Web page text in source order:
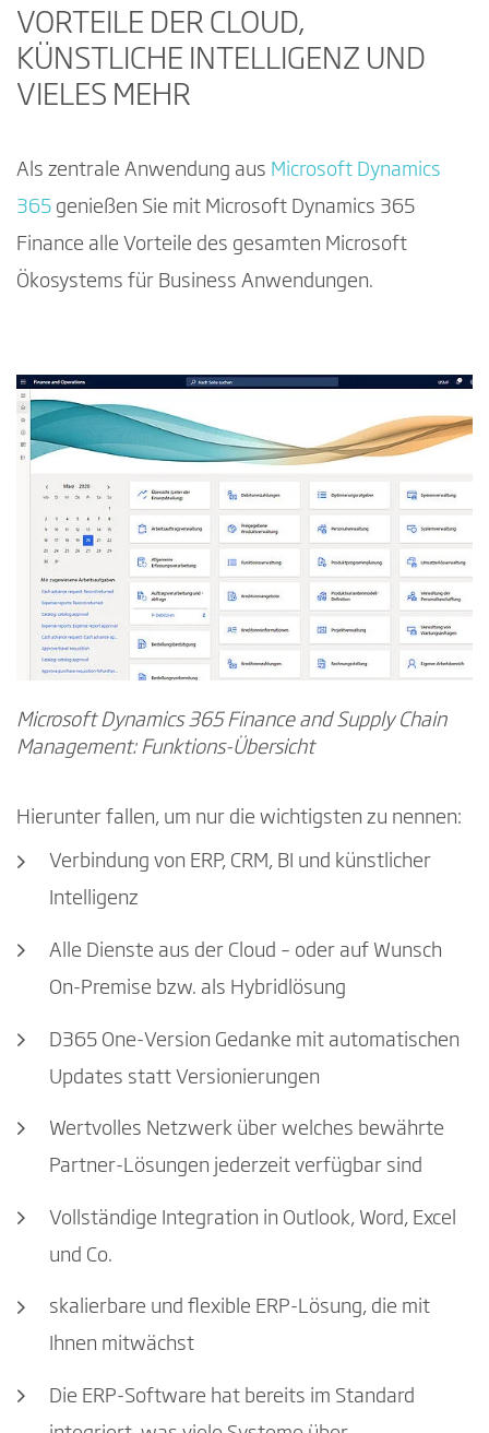
VORTEILE DER CLOUD,
KÜNSTLICHE INTELLIGENZ UND
VIELES MEHR
Als zentrale Anwendung aus Microsoft Dynamics
365 genießen Sie mit Microsoft Dynamics 365
Finance alle Vorteile des gesamten Microsoft
Ökosystems für Business Anwendungen.
Microsoft Dynamics 365 Finance and Supply Chain
Management: Funktions-Übersicht
Hierunter fallen, um nur die wichtigsten zu nennen:
Verbindung von ERP, CRM, BI und künstlicher
Intelligenz
Alle Dienste aus der Cloud – oder auf Wunsch
On-Premise bzw. als Hybridlösung
D365 One-Version Gedanke mit automatischen
Updates statt Versionierungen
Wertvolles Netzwerk über welches bewährte
Partner-Lösungen jederzeit verfügbar sind
Vollständige Integration in Outlook, Word, Excel
und Co.
skalierbare und flexible ERP-Lösung, die mit
Ihnen mitwächst
Die ERP-Software hat bereits im Standard